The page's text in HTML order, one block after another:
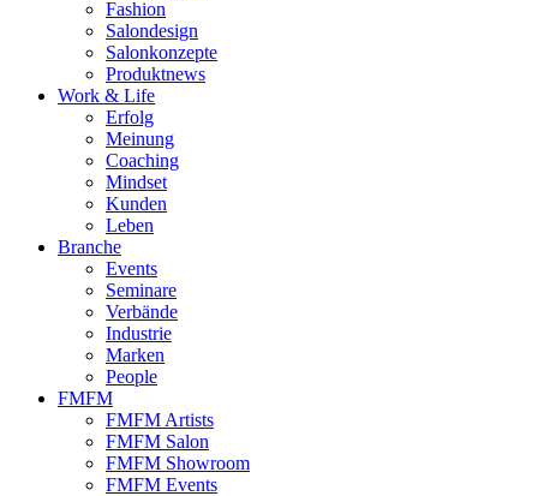
Fashion
Salondesign
Salonkonzepte
Produktnews
Work & Life
Erfolg
Meinung
Coaching
Mindset
Kunden
Leben
Branche
Events
Seminare
Verbände
Industrie
Marken
People
FMFM
FMFM Artists
FMFM Salon
FMFM Showroom
FMFM Events